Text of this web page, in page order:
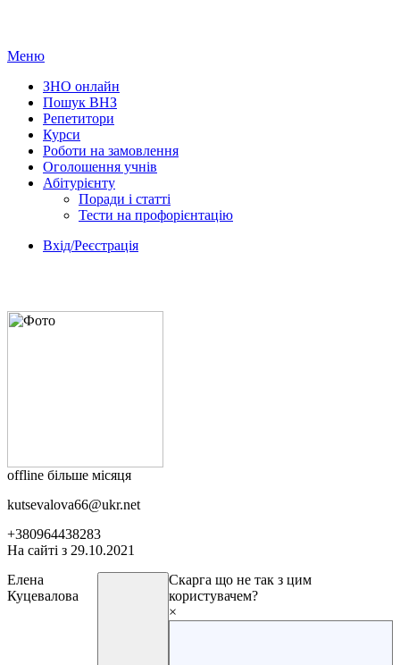
Меню
ЗНО онлайн
Пошук ВНЗ
Репетитори
Курси
Роботи на замовлення
Оголошення учнів
Абітурієнту
Поради і статті
Тести на профорієнтацію
Вхід/Реєстрація
offline більше місяця
kutsevalova66@ukr.net
+380964438283
На сайті з 29.10.2021
Елена
Куцевалова
Скарга що не так з цим
користувачем?
×